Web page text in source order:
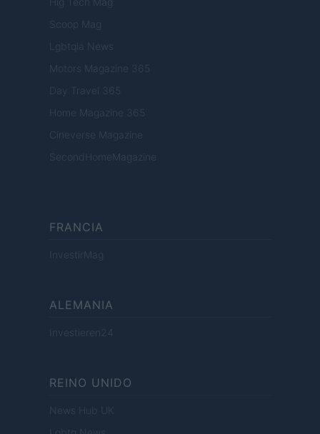
Scoop Mag
Lgbtqia News
Motors Magazine 365
Day Travel 365
Home Magazine 365
Cineverse Magazine
SecondHomeMagazine
FRANCIA
InvestirMag
ALEMANIA
Investieren24
REINO UNIDO
News Hub UK